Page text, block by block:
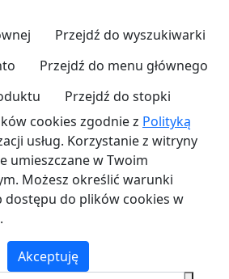
Przejdź do wyszukiwarki
Przejdź do menu głównego
Przejdź do stopki
cookies zgodnie z Polityką
usług. Korzystanie z witryny
umieszczane w Twoim
Możesz określić warunki
dostępu do plików cookies w
Akceptuję